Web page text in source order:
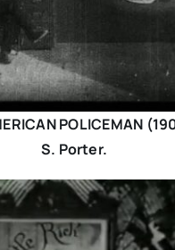
POLICEMAN
S. Porter.